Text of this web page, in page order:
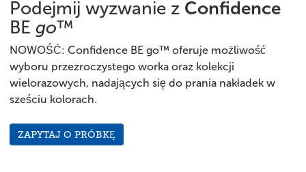
Podejmij wyzwanie z Confidence
BE go™
NOWOŚĆ: Confidence BE go™ oferuje możliwość
wyboru przezroczystego worka oraz kolekcji
wielorazowych, nadających się do prania nakładek w
sześciu kolorach.
ZAPYTAJ O PRÓBKĘ